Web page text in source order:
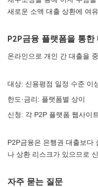
새로운 소액 대출 상환에 여
P2P금융 플랫폼을 통
온라인으로 개인 간 대출을
대상: 신용평점 일정 수준 이
한도·금리: 플랫폼별 상이
신청: 각 P2P 플랫폼 웹사이
P2P금융은 은행권 대출보다
나 상환 리스크가 있으므로
자주 묻는 질문